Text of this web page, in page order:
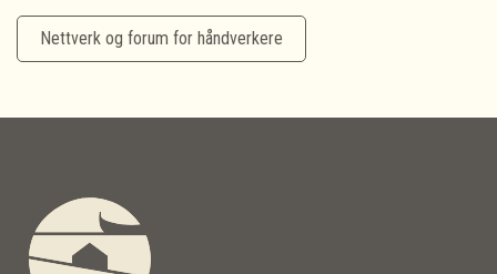
Nettverk og forum for håndverkere